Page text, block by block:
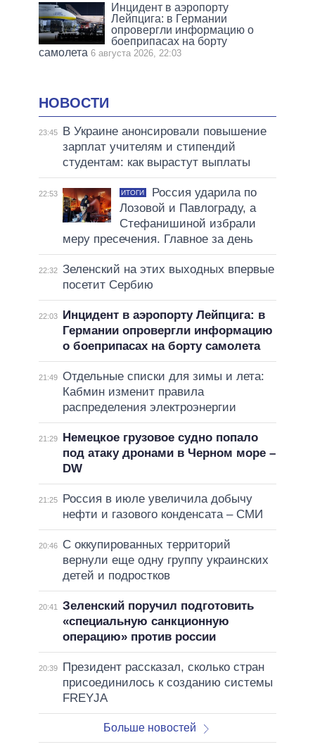
Инцидент в аэропорту
Лейпцига: в Германии
опровергли информацию о
боеприпасах на борту
самолета 6 августа 2026, 22:03
НОВОСТИ
23:45
В Украине анонсировали повышение
зарплат учителям и стипендий
студентам: как вырастут выплаты
22:53 ИТОГИ
Россия ударила по
Лозовой и Павлограду, а
Стефанишиной избрали
меру пресечения. Главное за день
22:32 Зеленский на этих выходных впервые
посетит Сербию
22:03
Инцидент в аэропорту Лейпцига: в
Германии опровергли информацию
о боеприпасах на борту самолета
21:49 Отдельные списки для зимы и лета:
Кабмин изменит правила
распределения электроэнергии
21:29
Немецкое грузовое судно попало
под атаку дронами в Черном море –
DW
21:25
Россия в июле увеличила добычу
нефти и газового конденсата – СМИ
20:46
С оккупированных территорий
вернули еще одну группу украинских
детей и подростков
20:41
Зеленский поручил подготовить
«специальную санкционную
операцию» против россии
20:39
Президент рассказал, сколько стран
присоединилось к созданию системы
FREYJA
Больше новостей